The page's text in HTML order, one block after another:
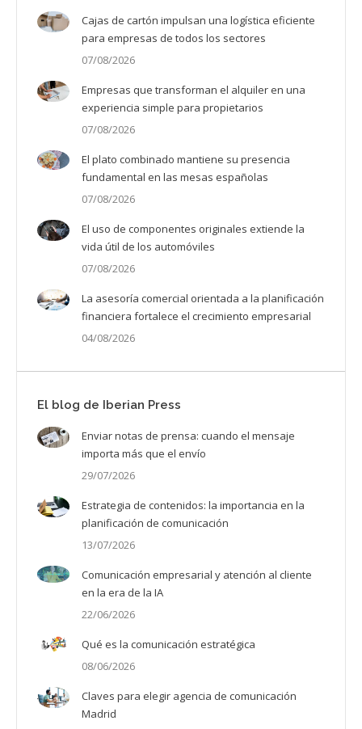
Cajas de cartón impulsan una logística eficiente
para empresas de todos los sectores
07/08/2026
Empresas que transforman el alquiler en una
experiencia simple para propietarios
07/08/2026
El plato combinado mantiene su presencia
fundamental en las mesas españolas
07/08/2026
El uso de componentes originales extiende la
vida útil de los automóviles
07/08/2026
La asesoría comercial orientada a la planificación
financiera fortalece el crecimiento empresarial
04/08/2026
El blog de Iberian Press
Enviar notas de prensa: cuando el mensaje
importa más que el envío
29/07/2026
Estrategia de contenidos: la importancia en la
planificación de comunicación
13/07/2026
Comunicación empresarial y atención al cliente
en la era de la IA
22/06/2026
Qué es la comunicación estratégica
08/06/2026
Claves para elegir agencia de comunicación
Madrid